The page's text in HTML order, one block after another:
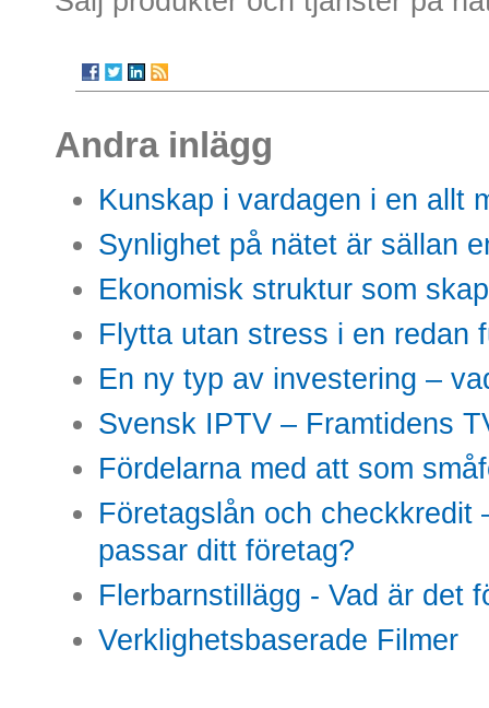
Andra inlägg
Kunskap i vardagen i en allt
Synlighet på nätet är sällan
Ekonomisk struktur som
Flytta utan stress i en redan
En ny typ av investering –
Svensk IPTV – Framtidens
Fördelarna med att som
Företagslån och checkkredit
passar ditt företag?
Flerbarnstillägg - Vad är det
Verklighetsbaserade Filmer